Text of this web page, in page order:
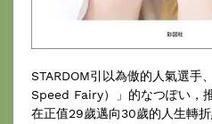
STARDOM引以為傲的人氣選手
Speed Fairy）」的なつぽい，
在正值29歲邁向30歲的人生轉